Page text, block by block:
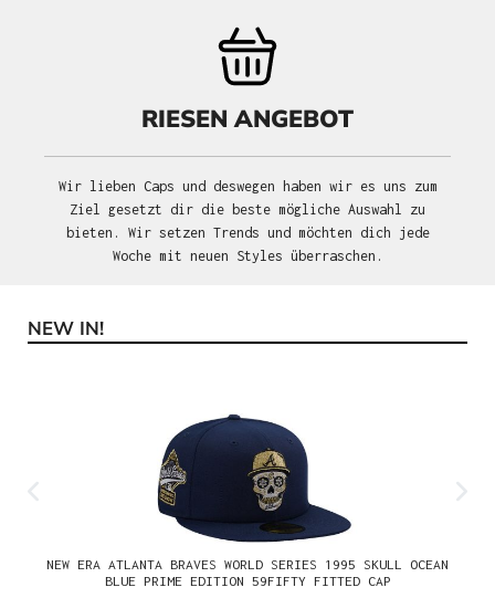
RIESEN ANGEBOT
Wir lieben Caps und deswegen haben wir es uns zum
Ziel gesetzt dir die beste mögliche Auswahl zu
bieten. Wir setzen Trends und möchten dich jede
Woche mit neuen Styles überraschen.
Produktgalerie überspringen
NEW IN!
NEW ERA ATLANTA BRAVES WORLD SERIES 1995 SKULL OCEAN
BLUE PRIME EDITION 59FIFTY FITTED CAP